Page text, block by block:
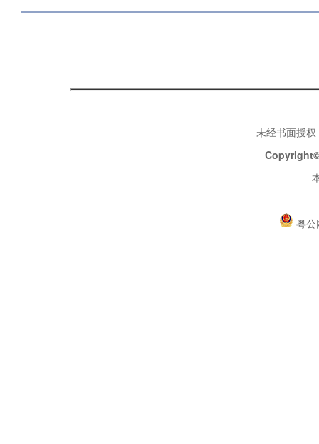
未经书面授
粤